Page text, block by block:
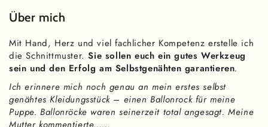
Über mich
Mit Hand, Herz und viel fachlicher Kompetenz erstelle ich
die Schnittmuster.Sie sollen euch ein gutes Werkzeug
sein und den Erfolg am Selbstgenähten garantieren.
Ich erinnere mich noch genau an mein erstes selbst
genähtes Kleidungsstück – einen Ballonrock für meine
Puppe. Ballonröcke waren seinerzeit total angesagt. Meine